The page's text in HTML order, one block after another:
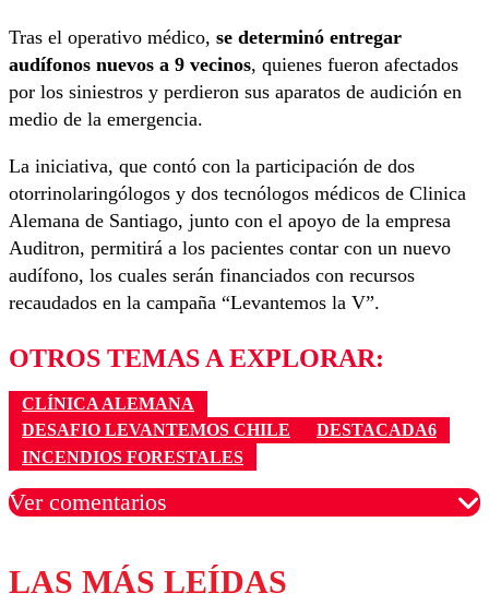
Tras el operativo médico, se determinó entregar
audífonos nuevos a 9 vecinos, quienes fueron afectados
por los siniestros y perdieron sus aparatos de audición en
medio de la emergencia.
La iniciativa, que contó con la participación de dos
otorrinolaringólogos y dos tecnólogos médicos de Clinica
Alemana de Santiago, junto con el apoyo de la empresa
Auditron, permitirá a los pacientes contar con un nuevo
audífono, los cuales serán financiados con recursos
recaudados en la campaña “Levantemos la V”.
OTROS TEMAS A EXPLORAR:
CLÍNICA ALEMANA
DESAFIO LEVANTEMOS CHILE
DESTACADA6
INCENDIOS FORESTALES
Ver comentarios
Los comentarios son moderados para garantizar un
diálogo respetuoso.
LAS MÁS LEÍDAS